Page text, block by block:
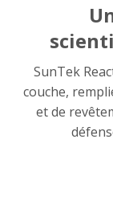
SunTek
couche,
et de